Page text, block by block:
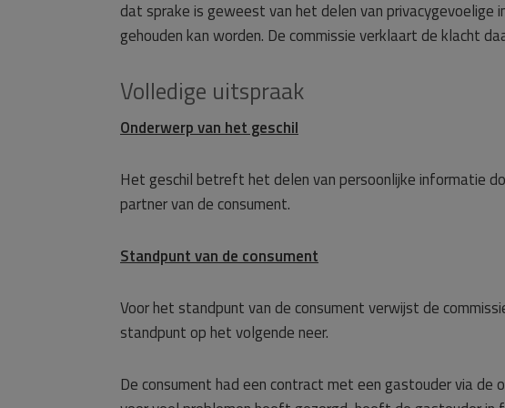
dat sprake is geweest van het delen van
gehouden kan worden. De commissie verklaart de klacht
Volledige uitspraak
Onderwerp van het geschil
Het geschil betreft het delen van persoonlijke informatie
partner van de consument.
Standpunt van de consument
Voor het standpunt van de consument verwijst de
standpunt op het volgende neer.
De consument had een contract met een gastouder via de